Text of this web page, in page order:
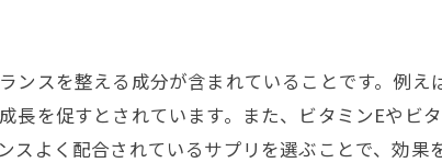
果的なバストアップサプリの選び方
コミで話題のサプリを徹底比較
プリの成分と安全性を見極める方法
スを整える成分が含まれていることです。例え
を促すとされています。また、ビタミンEやビ
よく配合されているサプリを選ぶことで、効果